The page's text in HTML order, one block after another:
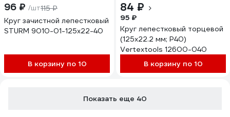
96 ₽ /шт115 ₽
Круг зачистной лепестковый
STURM 9010-01-125x22-40
В корзину по 10
84 ₽
95 ₽
Круг лепестковый торцевой
(125х22.2 мм; Р40)
Vertextools 12600-040
В корзину по 10
Показать еще 40